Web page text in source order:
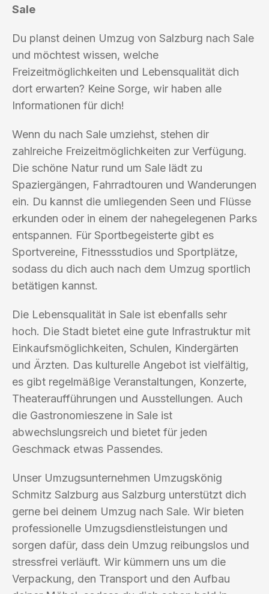
Sale
Du planst deinen Umzug von Salzburg nach Sale
und möchtest wissen, welche
Freizeitmöglichkeiten und Lebensqualität dich
dort erwarten? Keine Sorge, wir haben alle
Informationen für dich!
Wenn du nach Sale umziehst, stehen dir
zahlreiche Freizeitmöglichkeiten zur Verfügung.
Die schöne Natur rund um Sale lädt zu
Spaziergängen, Fahrradtouren und Wanderungen
ein. Du kannst die umliegenden Seen und Flüsse
erkunden oder in einem der nahegelegenen Parks
entspannen. Für Sportbegeisterte gibt es
Sportvereine, Fitnessstudios und Sportplätze,
sodass du dich auch nach dem Umzug sportlich
betätigen kannst.
Die Lebensqualität in Sale ist ebenfalls sehr
hoch. Die Stadt bietet eine gute Infrastruktur mit
Einkaufsmöglichkeiten, Schulen, Kindergärten
und Ärzten. Das kulturelle Angebot ist vielfältig,
es gibt regelmäßige Veranstaltungen, Konzerte,
Theateraufführungen und Ausstellungen. Auch
die Gastronomieszene in Sale ist
abwechslungsreich und bietet für jeden
Geschmack etwas Passendes.
Unser Umzugsunternehmen Umzugskönig
Schmitz Salzburg aus Salzburg unterstützt dich
gerne bei deinem Umzug nach Sale. Wir bieten
professionelle Umzugsdienstleistungen und
sorgen dafür, dass dein Umzug reibungslos und
stressfrei verläuft. Wir kümmern uns um die
Verpackung, den Transport und den Aufbau